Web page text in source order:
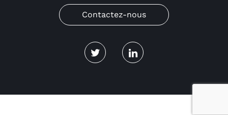
Contactez-nous